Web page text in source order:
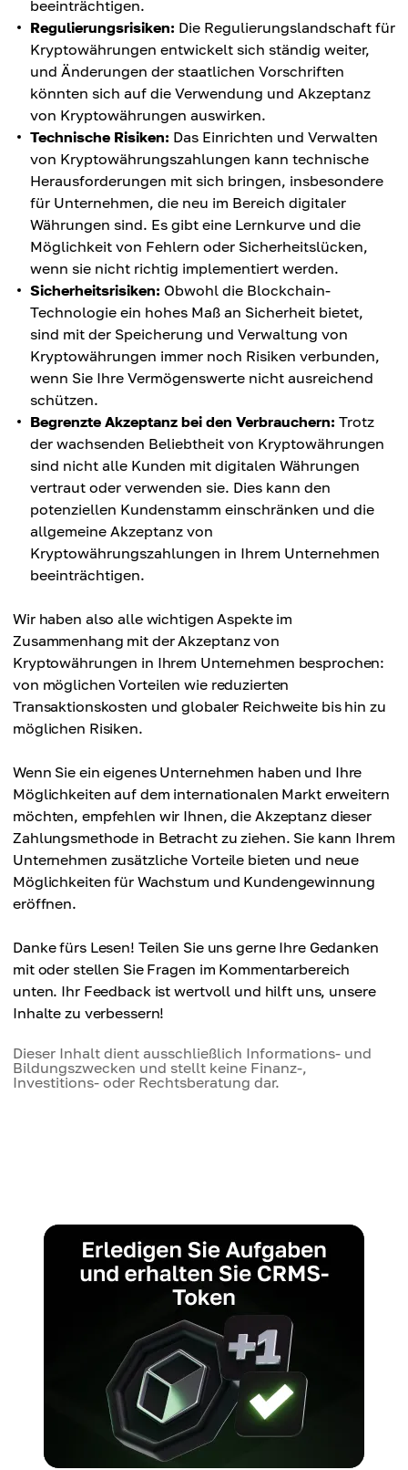
beeinträchtigen.
Regulierungsrisiken: Die Regulierungslandschaft für
Kryptowährungen entwickelt sich ständig weiter,
und Änderungen der staatlichen Vorschriften
könnten sich auf die Verwendung und Akzeptanz
von Kryptowährungen auswirken.
Technische Risiken: Das Einrichten und Verwalten
von Kryptowährungszahlungen kann technische
Herausforderungen mit sich bringen, insbesondere
für Unternehmen, die neu im Bereich digitaler
Währungen sind. Es gibt eine Lernkurve und die
Möglichkeit von Fehlern oder Sicherheitslücken,
wenn sie nicht richtig implementiert werden.
Sicherheitsrisiken: Obwohl die Blockchain-
Technologie ein hohes Maß an Sicherheit bietet,
sind mit der Speicherung und Verwaltung von
Kryptowährungen immer noch Risiken verbunden,
wenn Sie Ihre Vermögenswerte nicht ausreichend
schützen.
Begrenzte Akzeptanz bei den Verbrauchern: Trotz
der wachsenden Beliebtheit von Kryptowährungen
sind nicht alle Kunden mit digitalen Währungen
vertraut oder verwenden sie. Dies kann den
potenziellen Kundenstamm einschränken und die
allgemeine Akzeptanz von
Kryptowährungszahlungen in Ihrem Unternehmen
beeinträchtigen.
Wir haben also alle wichtigen Aspekte im
Zusammenhang mit der Akzeptanz von
Kryptowährungen in Ihrem Unternehmen besprochen:
von möglichen Vorteilen wie reduzierten
Transaktionskosten und globaler Reichweite bis hin zu
möglichen Risiken.
Wenn Sie ein eigenes Unternehmen haben und Ihre
Möglichkeiten auf dem internationalen Markt erweitern
möchten, empfehlen wir Ihnen, die Akzeptanz dieser
Zahlungsmethode in Betracht zu ziehen. Sie kann Ihrem
Unternehmen zusätzliche Vorteile bieten und neue
Möglichkeiten für Wachstum und Kundengewinnung
eröffnen.
Danke fürs Lesen! Teilen Sie uns gerne Ihre Gedanken
mit oder stellen Sie Fragen im Kommentarbereich
unten. Ihr Feedback ist wertvoll und hilft uns, unsere
Inhalte zu verbessern!
Dieser Inhalt dient ausschließlich Informations- und
Bildungszwecken und stellt keine Finanz-,
Investitions- oder Rechtsberatung dar.